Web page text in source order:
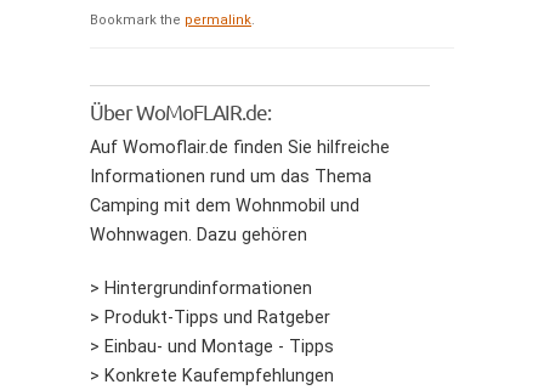
Bookmark the permalink.
Über WoMoFLAIR.de:
Auf Womoflair.de finden Sie hilfreiche
Informationen rund um das Thema
Camping mit dem Wohnmobil und
Wohnwagen. Dazu gehören
> Hintergrundinformationen
> Produkt-Tipps und Ratgeber
> Einbau- und Montage - Tipps
> Konkrete Kaufempfehlungen